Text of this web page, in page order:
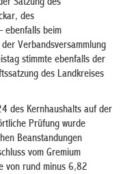
Satzung des
des
ebenfalls beim
Verbandsversammlung
stimmte ebenfalls der
des Landkreises
des Kernhaushalts auf der
Prüfung wurde
Beanstandungen
vom Gremium
von rund minus 6,82